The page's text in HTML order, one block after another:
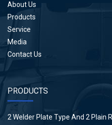
About Us
Products
Service
Media
Contact Us
PRODUCTS
2 Welder Plate Type And 2 Plain